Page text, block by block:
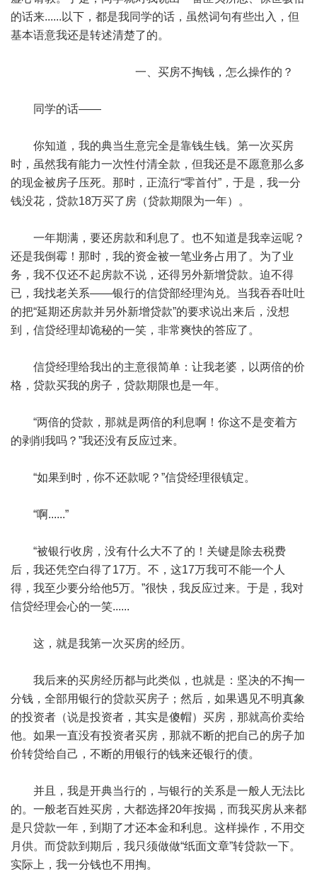
的话来......以下，都是我同学的话，虽然词句有些出入，但
基本语意我还是转述清楚了的。
一、买房不掏钱，怎么操作的？
同学的话——
你知道，我的典当生意完全是靠钱生钱。第一次买房
时，虽然我有能力一次性付清全款，但我还是不愿意那么多
的现金被房子压死。那时，正流行“零首付”，于是，我一分
钱没花，贷款18万买了房（贷款期限为一年）。
一年期满，要还房款和利息了。也不知道是我幸运呢？
还是我倒霉！那时，我的资金被一笔业务占用了。为了业
务，我不仅还不起房款不说，还得另外新增贷款。迫不得
已，我找老关系——银行的信贷部经理沟兑。当我吞吞吐吐
的把“延期还房款并另外新增贷款”的要求说出来后，没想
到，信贷经理却诡秘的一笑，非常爽快的答应了。
信贷经理给我出的主意很简单：让我老婆，以两倍的价
格，贷款买我的房子，贷款期限也是一年。
“两倍的贷款，那就是两倍的利息啊！你这不是变着方
的剥削我吗？”我还没有反应过来。
“如果到时，你不还款呢？”信贷经理很镇定。
“啊......”
“被银行收房，没有什么大不了的！关键是除去税费
后，我还凭空白得了17万。不，这17万我可不能一个人
得，我至少要分给他5万。”很快，我反应过来。于是，我对
信贷经理会心的一笑......
这，就是我第一次买房的经历。
我后来的买房经历都与此类似，也就是：坚决的不掏一
分钱，全部用银行的贷款买房子；然后，如果遇见不明真象
的投资者（说是投资者，其实是傻帽）买房，那就高价卖给
他。如果一直没有投资者买房，那就不断的把自己的房子加
价转贷给自己，不断的用银行的钱来还银行的债。
并且，我是开典当行的，与银行的关系是一般人无法比
的。一般老百姓买房，大都选择20年按揭，而我买房从来都
是只贷款一年，到期了才还本金和利息。这样操作，不用交
月供。而贷款到期后，我只须做做“纸面文章”转贷款一下。
实际上，我一分钱也不用掏。